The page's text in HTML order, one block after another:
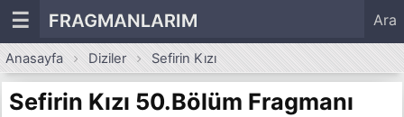
☰ FRAGMANLARIM Ara
Anasayfa Diziler Sefirin Kızı
Sefirin Kızı 50.Bölüm Fragmanı